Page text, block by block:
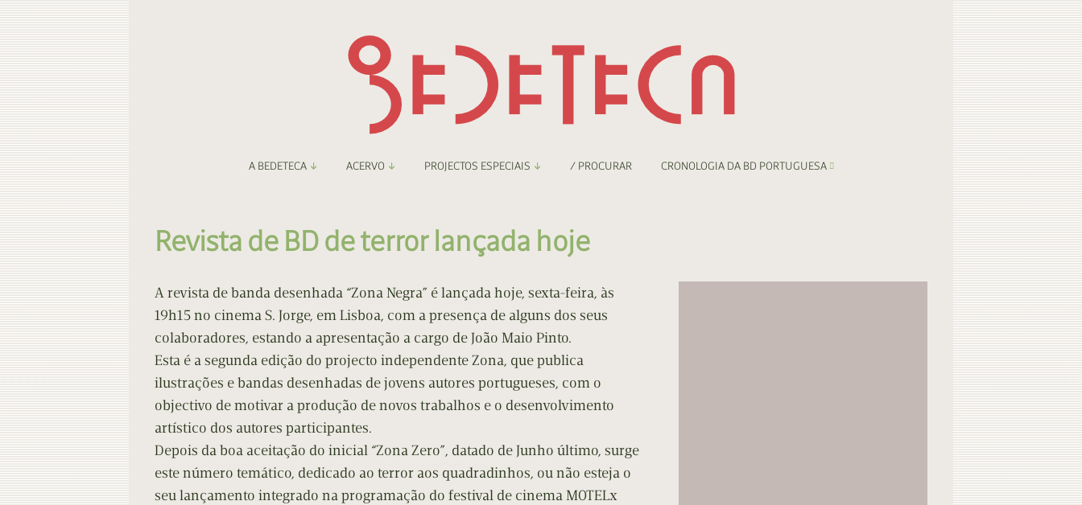
A BEDETECA
Amigos da Bedeteca
O Porto e a BD
Contacto
ACERVO
Fanzineteca Comicarte
Fanzineteca Digital
Documentos
Doação de Edições
PROJECTOS ESPECIAIS
Recortes
/ PROCURAR CRONOLOGIA DA BD PORTUGUESA
Revista de BD de terror lançada hoje
A revista de banda desenhada “Zona Negra” é lançada hoje, sexta-feira, às
19h15 no cinema S. Jorge, em Lisboa, com a presença de alguns dos seus
colaboradores, estando a apresentação a cargo de João Maio Pinto.
Esta é a segunda edição do projecto independente Zona, que publica
ilustrações e bandas desenhadas de jovens autores portugueses, com o
objectivo de motivar a produção de novos trabalhos e o desenvolvimento
artístico dos autores participantes.
Depois da boa aceitação do inicial “Zona Zero”, datado de Junho último, surge
este número temático, dedicado ao terror aos quadradinhos, ou não esteja o
seu lançamento integrado na programação do festival de cinema MOTELx